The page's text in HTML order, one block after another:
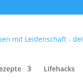
Lifehacks